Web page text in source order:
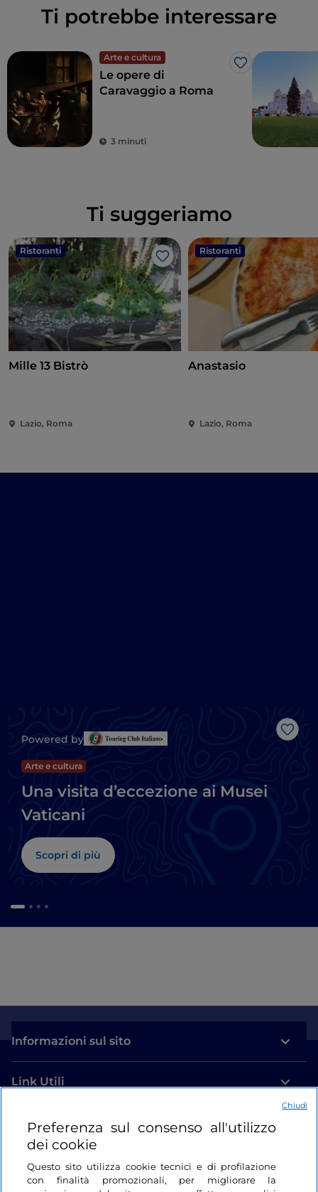
Ti potrebbe interessare
Arte e cultura
Like
Le opere di
Caravaggio a Roma
3 minuti
Ti suggeriamo
Ristoranti
Like
Mille 13 Bistrò
Lazio, Roma
Ristoranti
Anastasio
Lazio, Roma
Like
Powered by
Arte e cultura
Una visita d’eccezione ai Musei
Vaticani
Scopri di più
Informazioni sul sito
Link Utili
Login
Restiamo in contatto
Preferenza sul consenso all'utilizzo
dei cookie
Questo sito utilizza cookie tecnici e di profilazione
con finalità promozionali, per migliorare la
Chiudi